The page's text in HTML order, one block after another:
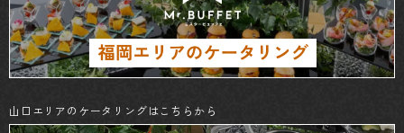
山口エリアのケータリングはこちらから